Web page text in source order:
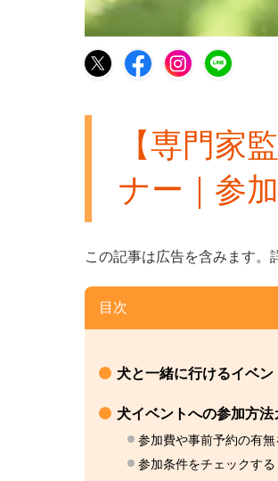
【専門家
ナー｜参
この記事は広告を含みます。
目次
犬と一緒に行けるイベン
犬イベントへの参加方法
参加費や事前予約の有無
参加条件をチェックする